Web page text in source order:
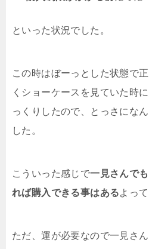
といった状況でした。
この時はぼーっとした状態で
くショーケースを見ていた時
っくりしたので、とっさにな
した。
こういった感じで一見さんで
れば購入できる事はあるよっ
ただ、運が必要なので一見さ